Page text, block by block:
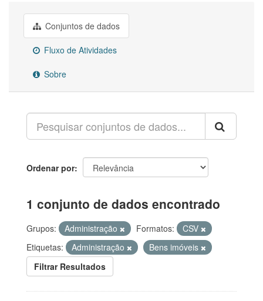
Conjuntos de dados
Fluxo de Atividades
Sobre
Ordenar por
1 conjunto de dados encontrado
Grupos: Administração Formatos:
CSV
Etiquetas:
Administração
Bens imóveis
Filtrar Resultados